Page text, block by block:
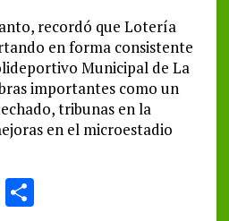
recordó que Lotería
en forma consistente
Municipal de La
importantes como un
tribunas en la
en el microestadio
S